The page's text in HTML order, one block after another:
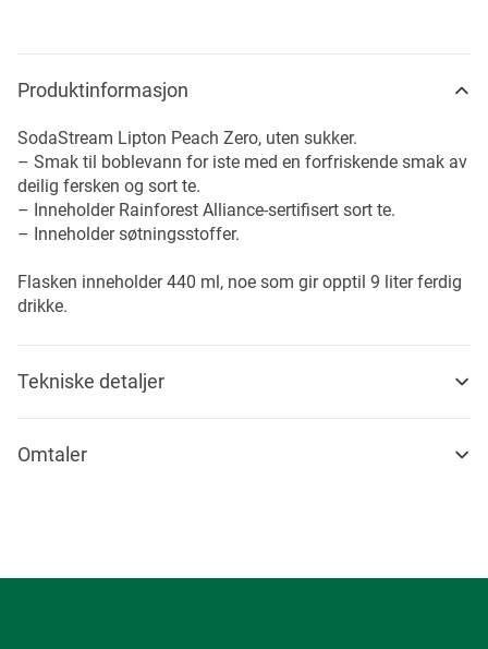
Produktinformasjon
SodaStream Lipton Peach Zero, uten sukker.
– Smak til boblevann for iste med en forfriskende smak av
deilig fersken og sort te.
– Inneholder Rainforest Alliance-sertifisert sort te.
– Inneholder søtningsstoffer.
Flasken inneholder 440 ml, noe som gir opptil 9 liter ferdig
drikke.
Tekniske detaljer
Omtaler